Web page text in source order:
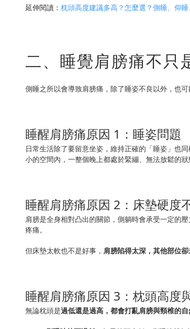
延伸閱讀： 枕頭高度建議多高？怎麼選？側睡、仰
二、睡覺肩膀痛不只
側睡之所以會導致肩膀痛，除了睡姿不良以外，也
睡醒肩膀痛原因 1：睡姿問題
日常生活除了要留意坐姿，維持正確的「睡姿」也
小的空間內，一整個晚上都處於緊繃、無法放鬆的狀
睡醒肩膀痛原因 2：床墊硬度
肩膀是全身相對凸出的關節，側躺時會承受一定的壓
疼痛。
但床墊太軟也不是好事， 肩膀陷得太深，其他部位
睡醒肩膀痛原因 3：枕頭高度
無論枕頭是過低還是過高，都會打亂肩膀與頸椎的